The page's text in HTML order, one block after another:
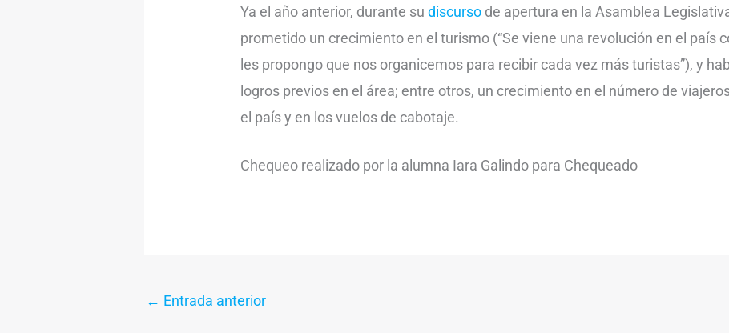
Ya el año anterior, durante sudiscurso de apertura en la Asamblea
prometido un crecimiento en el turismo (“Se viene una revolución en el país
les propongo que nos organicemos para recibir cada vez más turistas”), y
logros previos en el área; entre otros, un crecimiento en el número de
el país y en los vuelos de cabotaje.
Chequeo realizado por la alumna Iara Galindo para Chequeado
← Entrada anterior